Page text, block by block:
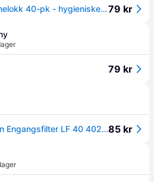
Braun ThermoScan hygienelokk 40-pk - hygieniske linselokk for ThermoScan øretermometer79 kr
79 kr
BRAUN Braun Thermoscan Engangsfilter LF 40 4022167400062 Tilsvarer: N/A85 kr